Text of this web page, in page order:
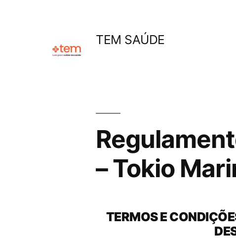
TEM SAÚDE
– Tokio
TERMOS E